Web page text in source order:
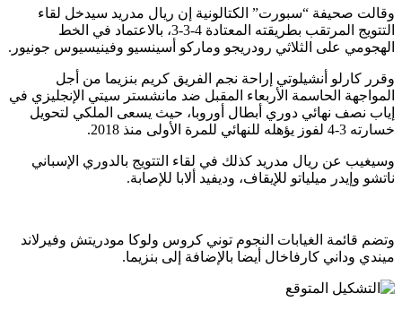
وقالت صحيفة “سبورت” الكتالونية إن ريال مدريد سيدخل لقاء
التتويج المرتقب بطريقته المعتادة 4-3-3، بالاعتماد في الخط
الهجومي على الثلاثي رودريجو وماركو أسينسيو وفينيسيوس جونيور.
وقرر كارلو أنشيلوتي إراحة نجم الفريق كريم بنزيما من أجل
المواجهة الحاسمة الأربعاء المقبل ضد مانشستر سيتي الإنجليزي في
إياب نصف نهائي دوري أبطال أوروبا، حيث يسعى الملكي لتحويل
خسارته 3-4 لفوز يؤهله للنهائي للمرة الأولى منذ 2018.
وسيغيب عن ريال مدريد كذلك في لقاء التتويج بالدوري الإسباني
ناتشو وإيدر ميلياتو للإيقاف، وديفيد ألابا للإصابة.
وتضم قائمة الغيابات النجوم توني كروس ولوكا مودريتش وفيرلاند
ميندي وداني كارفاخال أيضا بالإضافة إلى بنزيما.